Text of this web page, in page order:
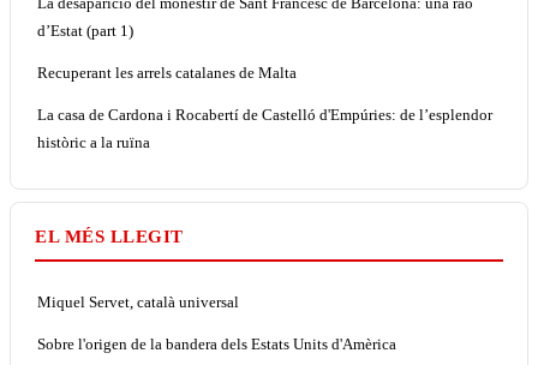
d’Estat (part 1)
Recuperant les arrels catalanes de Malta
La casa de Cardona i Rocabertí de Castelló d'Empúries: de l’esplendor
històric a la ruïna
EL MÉS LLEGIT
Miquel Servet, català universal
Sobre l'origen de la bandera dels Estats Units d'Amèrica